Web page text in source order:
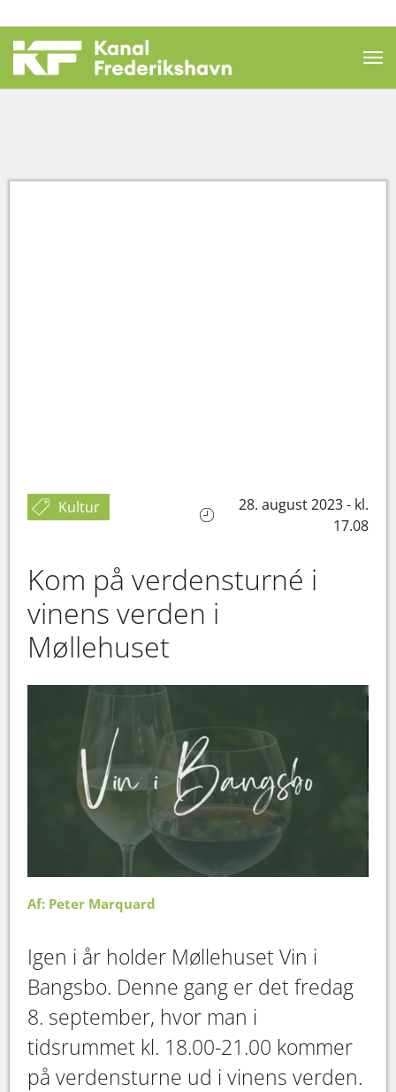
Kultur
28. august 2023 - kl.
17.08
Kom på verdensturné i
vinens verden i
Møllehuset
Af: Peter Marquard
Igen i år holder Møllehuset Vin i
Bangsbo. Denne gang er det fredag
8. september, hvor man i
tidsrummet kl. 18.00-21.00 kommer
på verdensturne ud i vinens verden.